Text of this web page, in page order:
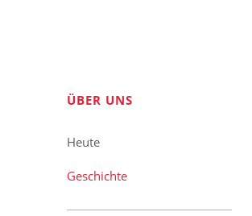
Navigation
ÜBER UNS
Heute
Geschichte